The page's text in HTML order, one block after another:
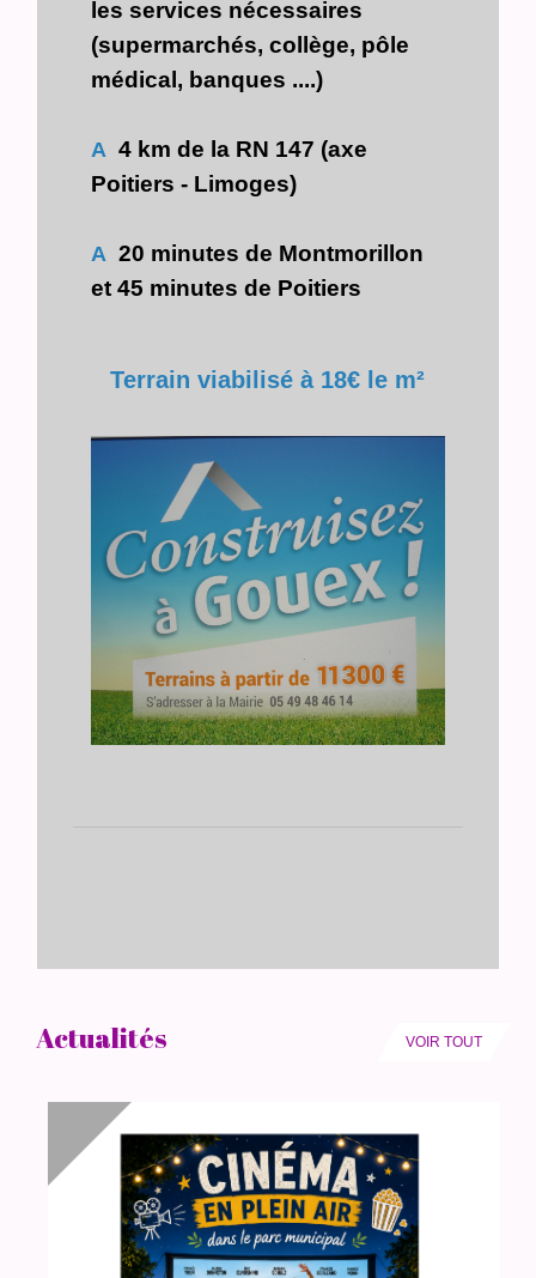
les services nécessaires
(supermarchés, collège, pôle
médical, banques ....)
A 4 km de la RN 147 (axe
Poitiers - Limoges)
A 20 minutes de Montmorillon
et 45 minutes de Poitiers
Terrain viabilisé à 18€ le m²
Actualités VOIR TOUT